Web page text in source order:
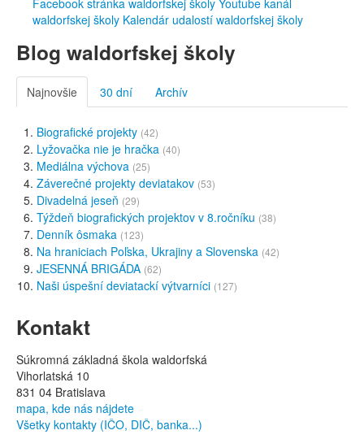
waldorfskej školy Kalendár udalostí waldorfskej školy
Blog waldorfskej školy
Najnovšie 30 dní Archív
Biografické projekty (42)
Lyžovačka nie je hračka (40)
Mediálna výchova (25)
Záverečné projekty deviatakov (53)
Divadelná jeseň (29)
Týždeň biografických projektov v 8.ročníku (38)
Denník ôsmaka (123)
Na hraniciach Poľska, Ukrajiny a Slovenska (42)
JESENNÁ BRIGÁDA (62)
Naši úspešní deviatackí výtvarníci (127)
Kontakt
Súkromná základná škola waldorfská
Vihorlatská 10
831 04 Bratislava
mapa, kde nás nájdete
Všetky kontakty (IČO, DIČ, banka...)